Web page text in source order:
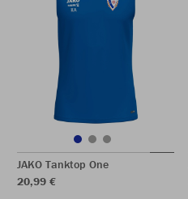
JAKO Tanktop One
20,99 €